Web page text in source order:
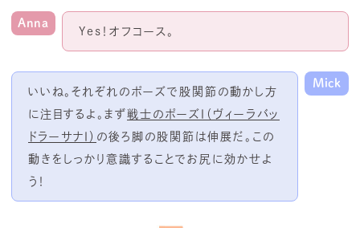
Anna
Yes！オフコース。
いいね。それぞれのポーズで股関節の動かし方
に注目するよ。まず 戦士のポーズⅠ（ヴィーラバッ
ドラーサナⅠ） の後ろ脚の股関節は伸展だ。この
動きをしっかり意識することでお尻に効かせよ
う！
Mick